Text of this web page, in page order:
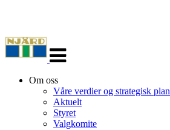
navigasjon
Om oss
Våre verdier og strategisk plan
Aktuelt
Styret
Valgkomite